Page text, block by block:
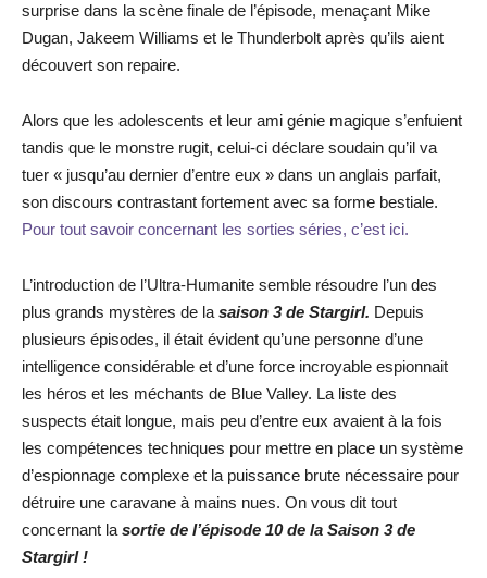
surprise dans la scène finale de l’épisode, menaçant Mike
Dugan, Jakeem Williams et le Thunderbolt après qu’ils aient
découvert son repaire.
Alors que les adolescents et leur ami génie magique s’enfuient
tandis que le monstre rugit, celui-ci déclare soudain qu’il va
tuer « jusqu’au dernier d’entre eux » dans un anglais parfait,
son discours contrastant fortement avec sa forme bestiale.
Pour tout savoir concernant les sorties séries, c’est ici.
L’introduction de l’Ultra-Humanite semble résoudre l’un des
plus grands mystères de la saison 3 de Stargirl. Depuis
plusieurs épisodes, il était évident qu’une personne d’une
intelligence considérable et d’une force incroyable espionnait
les héros et les méchants de Blue Valley. La liste des
suspects était longue, mais peu d’entre eux avaient à la fois
les compétences techniques pour mettre en place un système
d’espionnage complexe et la puissance brute nécessaire pour
détruire une caravane à mains nues. On vous dit tout
concernant la sortie de l’épisode 10 de la Saison 3 de
Stargirl !